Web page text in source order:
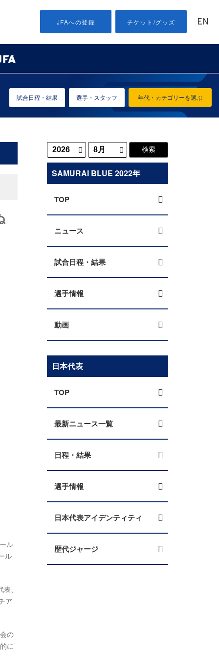
JFAへの登録 チケット/グッズ EN
年代・カテゴリーを選ぶ
試合日程・結果 選手・スタッフ
ル
ル
、
ア
の
に
SAMURAI BLUE 2022年
TOP
ニュース
試合日程・結果
選手情報
動画
日本代表
TOP
最新ニュース一覧
日程・結果
選手情報
日本代表アイデンティティ
歴代ジャージ